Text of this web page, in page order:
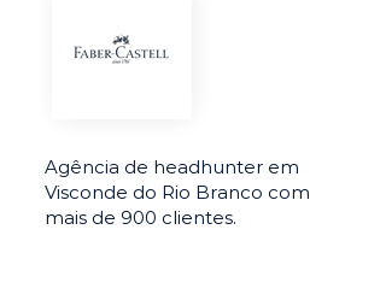
Agência de headhunter em
Visconde do Rio Branco com
mais de 900 clientes.